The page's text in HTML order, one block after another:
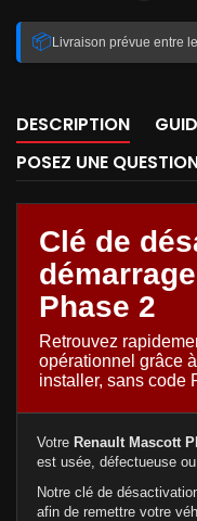
📦Livraison prévue entre
DESCRIPTION
POSEZ UNE
Clé de
Phase 2
Retrouvez
opérationnel grâce
installer, sans code
Votre Renault Mascott
est usée, défectueuse
Notre clé de
afin de remettre votre